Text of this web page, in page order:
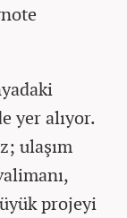
yer alıyor.
ulaşım
projeyi